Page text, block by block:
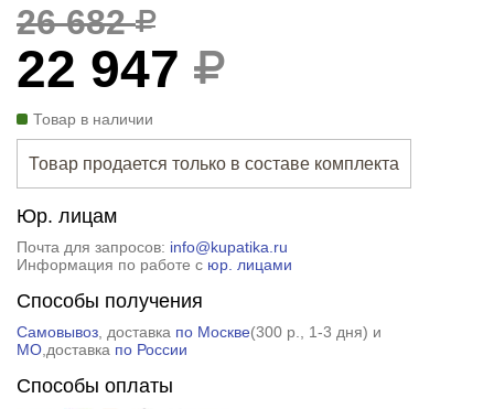
26 682
22 947
Товар в наличии
Товар продается только в составе комплекта
Юр. лицам
Почта для запросов: info@kupatika.ru
Информация по работе с юр. лицами
Способы получения
Самовывоз, доставка по Москве(300 р.
, 1-3 дня) и
МО,доставка по России
Способы оплаты